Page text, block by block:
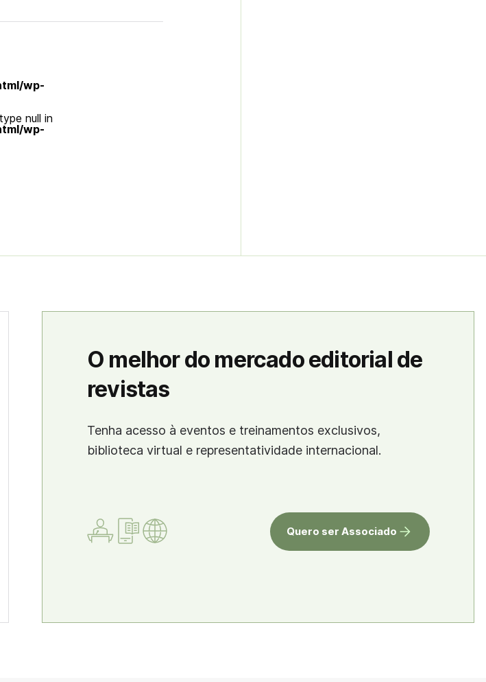
wp-
null in
wp-
O melhor do mercado editorial de
revistas
Tenha acesso à eventos e treinamentos exclusivos,
biblioteca virtual e representatividade internacional.
Quero ser Associado